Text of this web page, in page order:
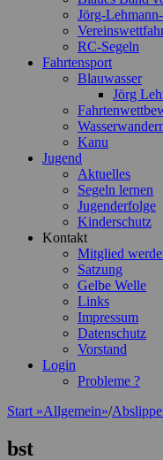
Jörg-
RC-Segeln
Fahrtensport
Blauwasser
Jörg
Kanu
Jugend
Aktuelles
Segeln lernen
Jugenderfolge
Kinderschutz
Kontakt
Mitglied
Satzung
Gelbe Welle
Links
Impressum
Datenschutz
Vorstand
Login
Probleme ?
Start »Allgemein»/
bst